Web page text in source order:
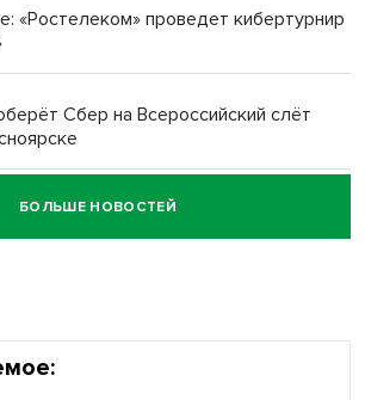
«Ростелеком» проведет кибертурнир
Сбер на Всероссийский слёт
обеспечит
ЕДГ в Новосибирской
БОЛЬШЕ НОВОСТЕЙ